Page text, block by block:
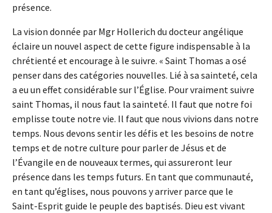
présence.
La vision donnée par Mgr Hollerich du docteur angélique
éclaire un nouvel aspect de cette figure indispensable à la
chrétienté et encourage à le suivre. « Saint Thomas a osé
penser dans des catégories nouvelles. Lié à sa sainteté, cela
a eu un effet considérable sur l’Église. Pour vraiment suivre
saint Thomas, il nous faut la sainteté. Il faut que notre foi
emplisse toute notre vie. Il faut que nous vivions dans notre
temps. Nous devons sentir les défis et les besoins de notre
temps et de notre culture pour parler de Jésus et de
l’Évangile en de nouveaux termes, qui assureront leur
présence dans les temps futurs. En tant que communauté,
en tant qu’églises, nous pouvons y arriver parce que le
Saint-Esprit guide le peuple des baptisés. Dieu est vivant